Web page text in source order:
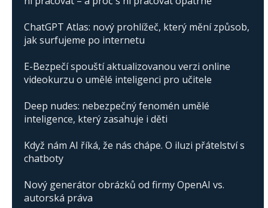
ChatGPT Atlas: nový prohlížeč, který mění způsob,
jak surfujeme po internetu
E-Bezpečí spouští aktualizovanou verzi online
videokurzu o umělé inteligenci pro učitele
Deep nudes: nebezpečný fenomén umělé
inteligence, který zasahuje i děti
Když nám AI říká, že nás chápe. O iluzi přátelství s
chatboty
Nový generátor obrázků od firmy OpenAI vs.
autorská práva